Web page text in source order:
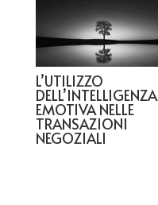
L’UTILIZZO
DELL’INTELLIGENZA
EMOTIVA NELLE
TRANSAZIONI
NEGOZIALI